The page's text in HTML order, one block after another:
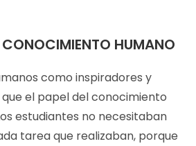
CONOCIMIENTO HUMANO
como inspiradores y
el papel del conocimiento
estudiantes no necesitaban
tarea que realizaban, porque